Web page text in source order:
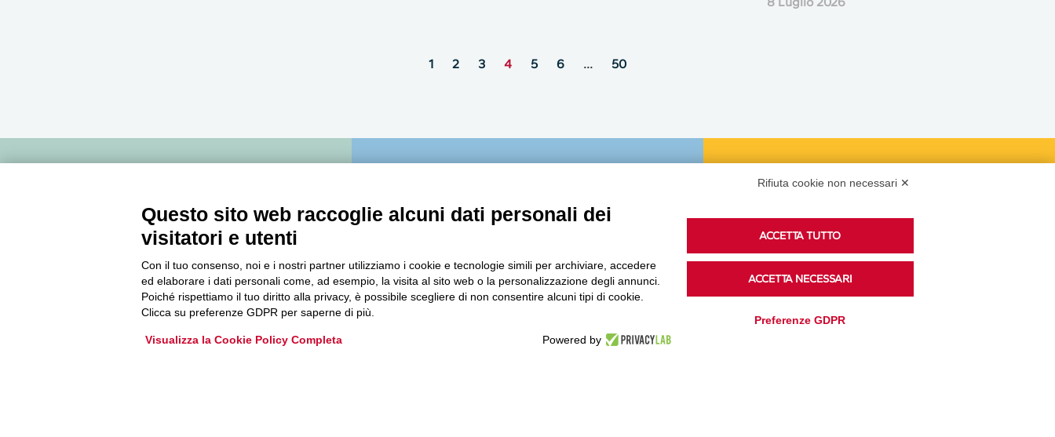
1 2 3 4 5 6 … 50
Accedi o iscriviti alla nostra Newsletter Legacoop
mondo della cooperazione.
Guarda i nostri video, storie e webinar.
Podcast
Ascolta i podcast di approfondimento di Legacoop
su Spreaker.
Rifiuta cookie non necessari ✕
Questo sito web raccoglie alcuni dati personali dei
visitatori e utenti
Con il tuo consenso, noi e i nostri partner utilizziamo i cookie e tecnologie simili per archiviare, accedere
ed elaborare i dati personali come, ad esempio, la visita al sito web o la personalizzazione degli annunci.
Poiché rispettiamo il tuo diritto alla privacy, è possibile scegliere di non consentire alcuni tipi di cookie.
Clicca su preferenze GDPR per saperne di più.
Visualizza la Cookie Policy Completa Powered by
ACCETTA TUTTO
ACCETTA NECESSARI
Preferenze GDPR